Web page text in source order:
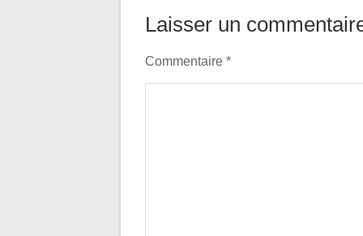
Laisser un
Commentaire*